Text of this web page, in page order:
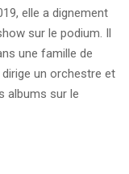
elle a dignement
sur le podium. Il
une famille de
dirige un orchestre et
albums sur le